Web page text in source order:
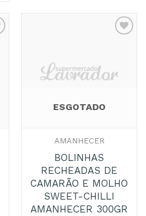
Favoritos
ESGOTADO
AMANHECER
BOLINHAS
RECHEADAS DE
CAMARÃO E MOLHO
SWEET-CHILLI
AMANHECER 300GR